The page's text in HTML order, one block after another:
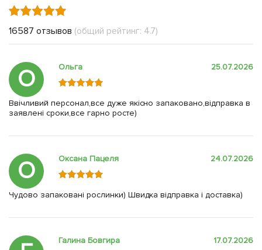
16587 отзывов (общий рейтинг: 4.7)
О Ольга 25.07.2026
Ввічливий персонал,все дуже якісно запаковано,відправка в
заявлені сроки,все гарно росте)
О Оксана Пацеля 24.07.2026
Чудово запаковані рослинки) Швидка відправка і доставка)
Галина Бовгира 17.07.2026